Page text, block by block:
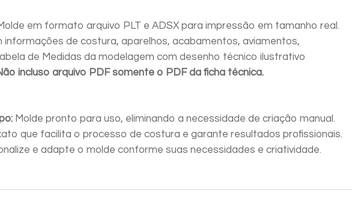
em formato arquivo PLT e ADSX para impressão em tamanho real.
informações de costura, aparelhos, acabamentos, aviamentos,
de Medidas da modelagem com desenho técnico ilustrativo
incluso arquivo PDF somente o PDF da ficha técnica.
Molde pronto para uso, eliminando a necessidade de criação manual.
que facilita o processo de costura e garante resultados profissionais.
e adapte o molde conforme suas necessidades e criatividade.